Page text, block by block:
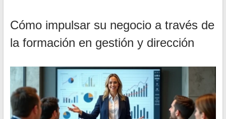
Cómo impulsar su negocio a través de
la formación en gestión y dirección